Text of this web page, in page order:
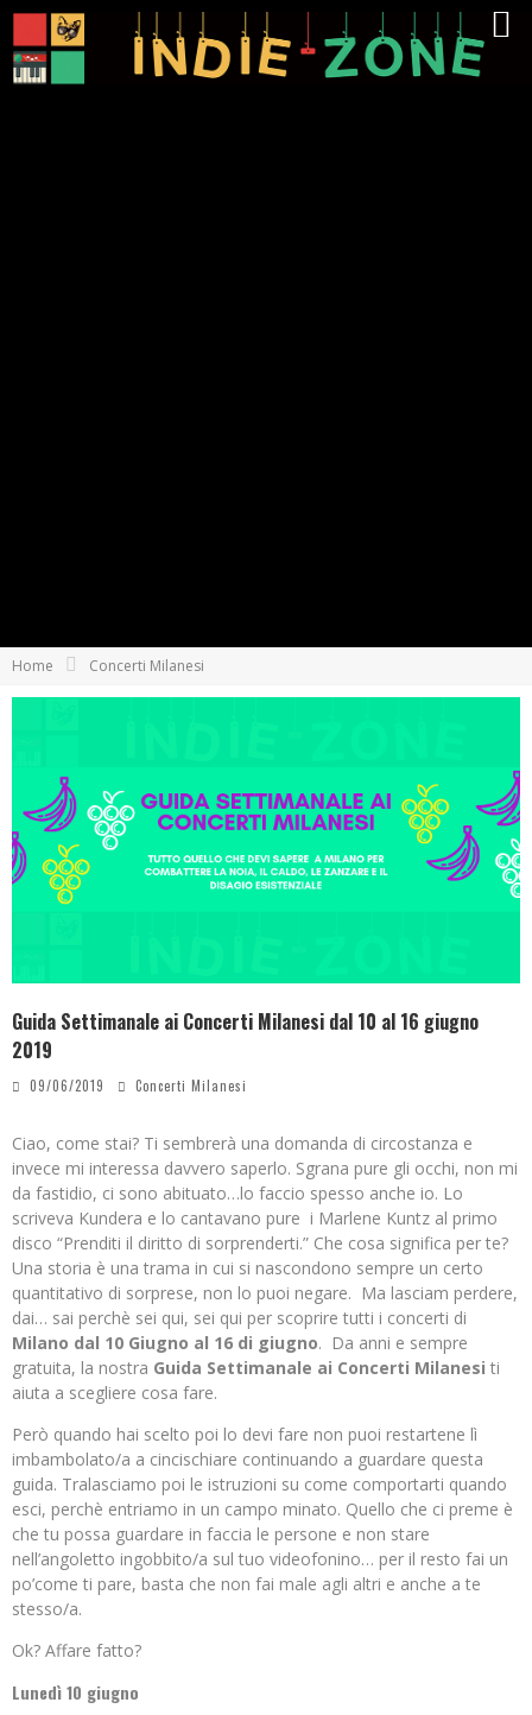
Home Concerti Milanesi
Guida Settimanale ai Concerti Milanesi dal 10 al 16 giugno
2019
09/06/2019 Concerti Milanesi
Ciao, come stai? Ti sembrerà una domanda di circostanza e
invece mi interessa davvero saperlo. Sgrana pure gli occhi, non mi
da fastidio, ci sono abituato…lo faccio spesso anche io. Lo
scriveva Kundera e lo cantavano pure i Marlene Kuntz al primo
disco “Prenditi il diritto di sorprenderti.” Che cosa significa per te?
Una storia è una trama in cui si nascondono sempre un certo
quantitativo di sorprese, non lo puoi negare. Ma lasciam perdere,
dai… sai perchè sei qui, sei qui per scoprire tutti i concerti di
Milano dal 10 Giugno al 16 di giugno. Da anni e sempre
gratuita, la nostra Guida Settimanale ai Concerti Milanesi ti
aiuta a scegliere cosa fare.
Però quando hai scelto poi lo devi fare non puoi restartene lì
imbambolato/a a cincischiare continuando a guardare questa
guida. Tralasciamo poi le istruzioni su come comportarti quando
esci, perchè entriamo in un campo minato. Quello che ci preme è
che tu possa guardare in faccia le persone e non stare
nell’angoletto ingobbito/a sul tuo videofonino… per il resto fai un
po’come ti pare, basta che non fai male agli altri e anche a te
stesso/a.
Ok? Affare fatto?
Lunedì 10 giugno